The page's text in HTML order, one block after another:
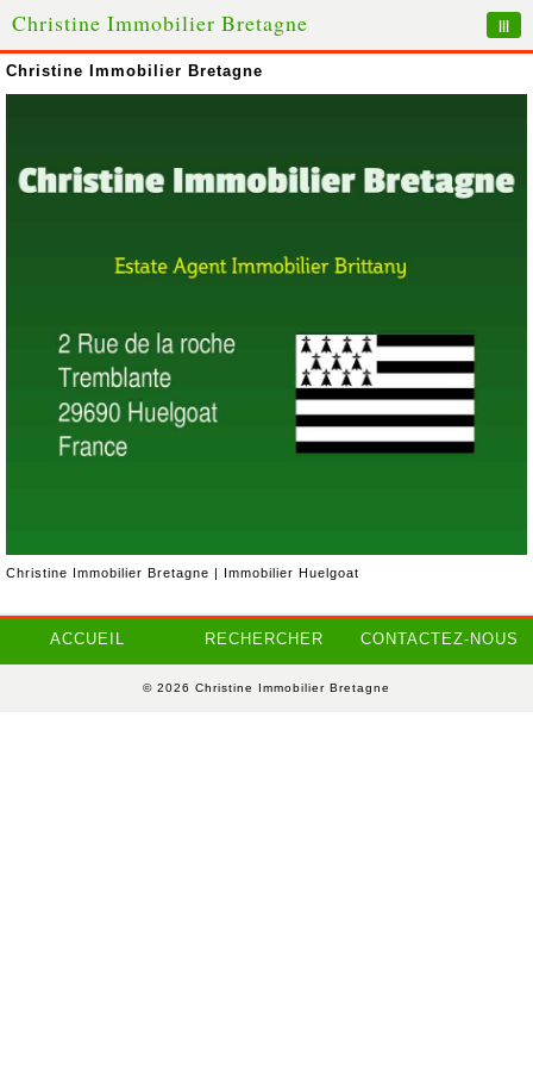
Christine Immobilier Bretagne |||
Christine Immobilier Bretagne
Christine Immobilier Bretagne | Immobilier Huelgoat
ACCUEIL RECHERCHER CONTACTEZ-NOUS
© 2026 Christine Immobilier Bretagne